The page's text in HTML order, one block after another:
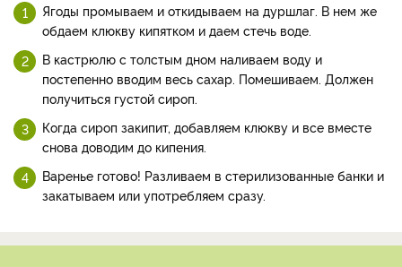
Ягоды промываем и откидываем на дуршлаг. В нем же
обдаем клюкву кипятком и даем стечь воде.
В кастрюлю с толстым дном наливаем воду и
постепенно вводим весь сахар. Помешиваем. Должен
получиться густой сироп.
Когда сироп закипит, добавляем клюкву и все вместе
снова доводим до кипения.
Варенье готово! Разливаем в стерилизованные банки и
закатываем или употребляем сразу.